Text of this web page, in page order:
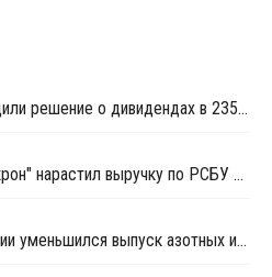
Акционеры "Акрона" утвердили решение о дивидендах в 235 рублей на акцию
За 6 месяцев 2026 года "Акрон" нарастил выручку по РСБУ на 1,3%
В России в первом полугодии уменьшился выпуск азотных и фосфорных удобрений